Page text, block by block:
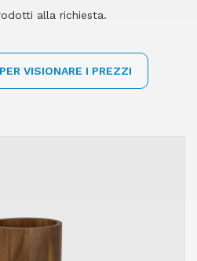
alla richiesta.
VISIONARE I PREZZI